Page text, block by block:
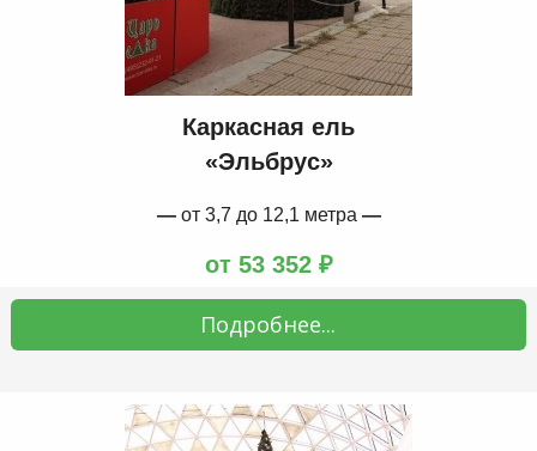
Каркасная ель
«Эльбрус»
—от 3,7 до 12,1 метра —
от 53 352 ₽
Подробнее...